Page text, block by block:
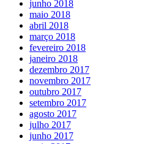
junho 2018
maio 2018
abril 2018
março 2018
fevereiro 2018
janeiro 2018
dezembro 2017
novembro 2017
outubro 2017
setembro 2017
agosto 2017
julho 2017
junho 2017